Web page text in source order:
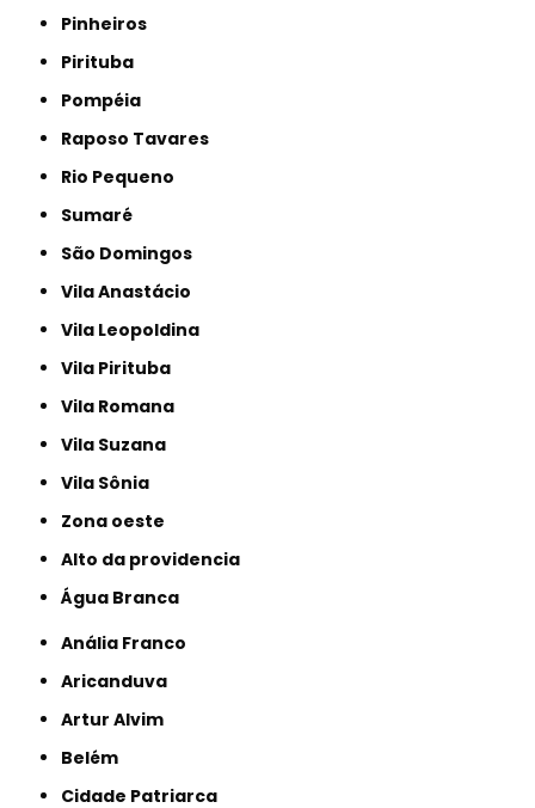
Pinheiros
Pirituba
Pompéia
Raposo Tavares
Rio Pequeno
Sumaré
São Domingos
Vila Anastácio
Vila Leopoldina
Vila Pirituba
Vila Romana
Vila Suzana
Vila Sônia
Zona oeste
alto da providencia
Água Branca
Anália Franco
Aricanduva
Artur Alvim
Belém
Cidade Patriarca